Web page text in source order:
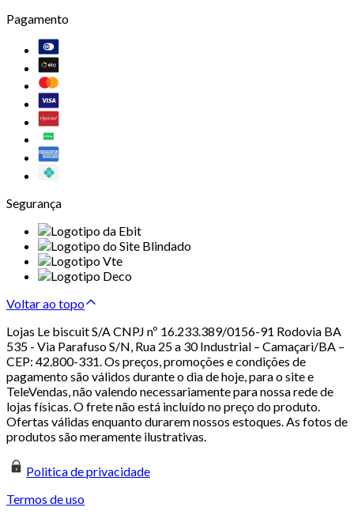
Pagamento
Segurança
Voltar ao topo
Lojas Le biscuit S/A CNPJ nº 16.233.389/0156-91 Rodovia BA
535 - Via Parafuso S/N, Rua 25 a 30 Industrial – Camaçari/BA –
CEP: 42.800-331. Os preços, promoções e condições de
pagamento são válidos durante o dia de hoje, para o site e
TeleVendas, não valendo necessariamente para nossa rede de
lojas físicas. O frete não está incluído no preço do produto.
Ofertas válidas enquanto durarem nossos estoques. As fotos de
produtos são meramente ilustrativas.
Politica de privacidade
Termos de uso